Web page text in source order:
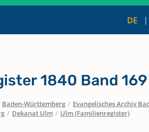
DE
1840 Band 169
Baden-Württemberg / Evangelisches Archiv
/ Dekanat Ulm / Ulm (Familienregister)